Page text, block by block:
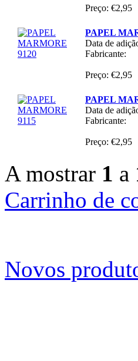
Preço: €2,95
PAPEL
Data de
Fabricante:
Preço: €2,95
PAPEL
Data de
Fabricante:
Preço: €2,95
A mostrar 1 a
Carrinho de
Novos